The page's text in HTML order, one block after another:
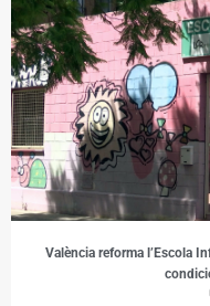
València reforma l’Escola